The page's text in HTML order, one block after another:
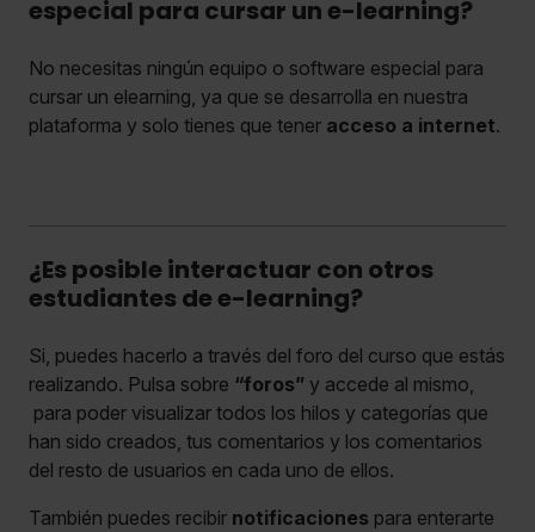
especial para cursar un e-learning?
No necesitas ningún equipo o software especial para
cursar un elearning, ya que se desarrolla en nuestra
plataforma y solo tienes que tener acceso a internet.
¿Es posible interactuar con otros
estudiantes de e-learning?
Si, puedes hacerlo a través del foro del curso que estás
realizando. Pulsa sobre “foros” y accede al mismo,
para poder visualizar todos los hilos y categorías que
han sido creados, tus comentarios y los comentarios
del resto de usuarios en cada uno de ellos.
También puedes recibir notificaciones para enterarte